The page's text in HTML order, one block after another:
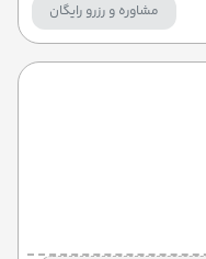
مشاوره و رزرو رایگان